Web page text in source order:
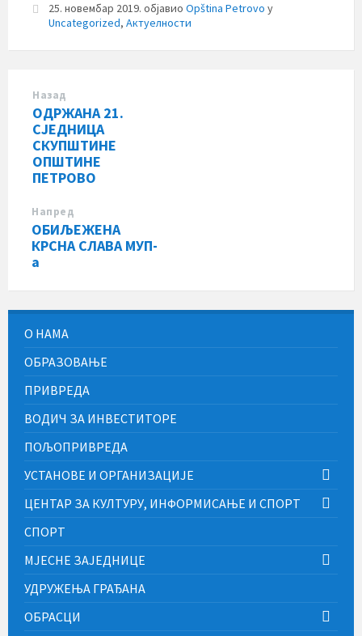
25. новембар 2019. објавио Opština Petrovo у
Uncategorized, Актуелности
Назад
ОДРЖАНА 21.
СЈЕДНИЦА
СКУПШТИНЕ
ОПШТИНЕ
ПЕТРОВО
Напред
ОБИЉЕЖЕНА
КРСНА СЛАВА МУП-
а
О НАМА
ОБРАЗОВАЊЕ
ПРИВРЕДА
ВОДИЧ ЗА ИНВЕСТИТОРЕ
ПОЉОПРИВРЕДА
УСТАНОВЕ И ОРГАНИЗАЦИЈЕ
ЦЕНТАР ЗА КУЛТУРУ, ИНФОРМИСАЊЕ И СПОРТ
СПОРТ
МЈЕСНЕ ЗАЈЕДНИЦЕ
УДРУЖЕЊА ГРАЂАНА
ОБРАСЦИ